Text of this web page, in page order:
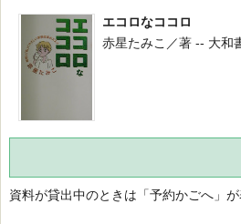
エコロなココロ
赤星たみこ／著 -- 大和
資料が貸出中のときは「予約かごへ」